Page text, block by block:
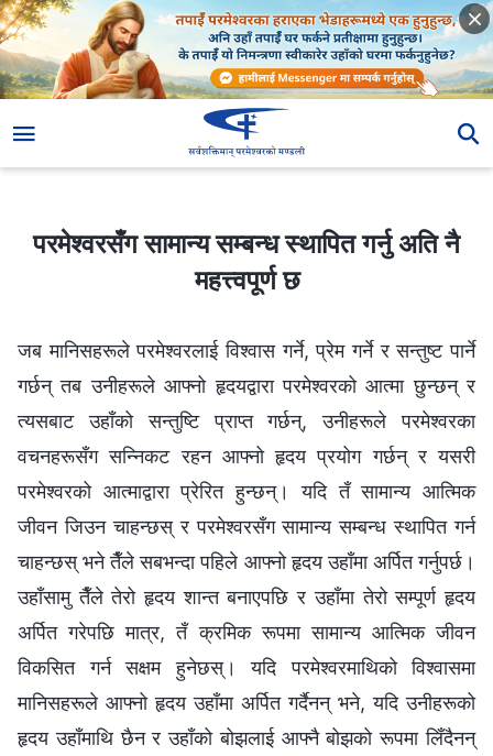
परमेश्‍वरसँग सामान्य सम्बन्ध स्थापित गर्नु अति नै महत्त्वपूर्ण छ
परमेश्‍वरसँग सामान्य सम्बन्ध स्थापित गर्नु अति नै
महत्त्वपूर्ण छ
जब मानिसहरूले परमेश्‍वरलाई विश्‍वास गर्ने, प्रेम गर्ने र सन्तुष्ट पार्ने
गर्छन् तब उनीहरूले आफ्नो हृदयद्वारा परमेश्‍वरको आत्मा छुन्छन् र
त्यसबाट उहाँको सन्तुष्टि प्राप्त गर्छन्, उनीहरूले परमेश्‍वरका
वचनहरूसँग सन्‍निकट रहन आफ्नो हृदय प्रयोग गर्छन् र यसरी
परमेश्‍वरको आत्माद्वारा प्रेरित हुन्छन्। यदि तँ सामान्य आत्मिक
जीवन जिउन चाहन्छस् र परमेश्‍वरसँग सामान्य सम्बन्ध स्थापित गर्न
चाहन्छस् भने तैँले सबभन्दा पहिले आफ्‍नो हृदय उहाँमा अर्पित गर्नुपर्छ।
उहाँसामु तैँले तेरो हृदय शान्त बनाएपछि र उहाँमा तेरो सम्पूर्ण हृदय
अर्पित गरेपछि मात्र, तँ क्रमिक रूपमा सामान्य आत्मिक जीवन
विकसित गर्न सक्षम हुनेछस्। यदि परमेश्‍वरमाथिको विश्‍वासमा
मानिसहरूले आफ्नो हृदय उहाँमा अर्पित गर्दैनन् भने, यदि उनीहरूको
हृदय उहाँमाथि छैन र उहाँको बोझलाई आफ्नै बोझको रूपमा लिँदैनन्